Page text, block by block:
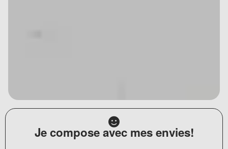
Je compose avec mes envies!